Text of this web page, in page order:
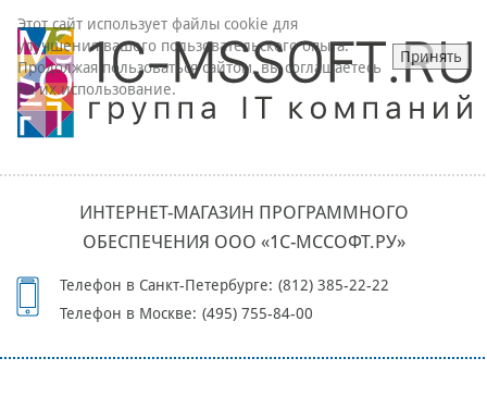
ИНТЕРНЕТ-МАГАЗИН ПРОГРАММНОГО
ОБЕСПЕЧЕНИЯ ООО «1С-МССОФТ.РУ»
Телефон в Санкт-Петербурге: (812) 385-22-22
Телефон в Москве: (495) 755-84-00
Этот сайт использует файлы cookie для
улучшения вашего пользовательского опыта.
Продолжая пользоваться сайтом, вы соглашаетесь
на их использование.
Принять